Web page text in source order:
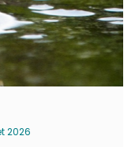
2026